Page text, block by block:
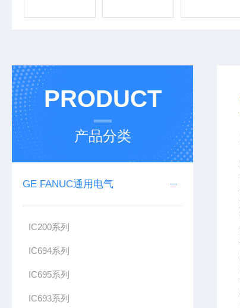
PRODUCT
产品分类
GE FANUC通用电气
IC200系列
IC694系列
IC695系列
IC693系列